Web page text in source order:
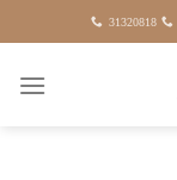
til
indhold
31320818